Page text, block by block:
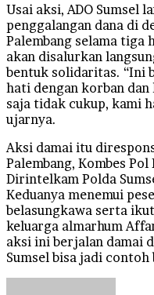
Usai aksi, ADO Sumsel
penggalangan dana di
Palembang selama tiga
akan disalurkan
bentuk solidaritas. “Ini
hati dengan korban
saja tidak cukup, kami
ujarnya.
Aksi damai itu
Palembang, Kombes
Dirintelkam Polda
Keduanya menemui
belasungkawa serta
keluarga almarhum
aksi ini berjalan damai
Sumsel bisa jadi